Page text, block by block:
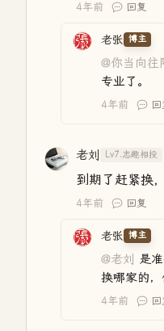
4年前 回复
老张 博主
@你当向往
专业了。
4年前 回
老刘 Lv7.志趣相投
到期了赶紧换
4年前 回复
老张 博主
@老刘
是
换哪家的
4年前 回